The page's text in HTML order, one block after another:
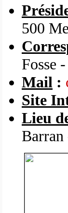
500
Fosse
Mail :
Site
Lieu